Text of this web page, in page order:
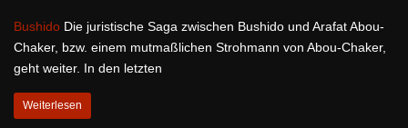
Bushido Die juristische Saga zwischen Bushido und Arafat Abou-
Chaker, bzw. einem mutmaßlichen Strohmann von Abou-Chaker,
geht weiter. In den letzten
Weiterlesen